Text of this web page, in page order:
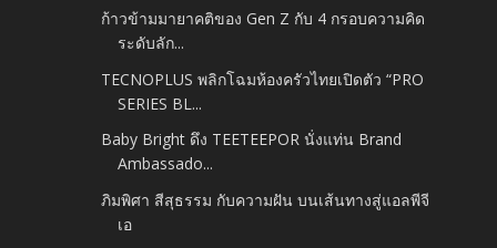
ก้าวข้ามมายาคติของ Gen Z กับ 4 กรอบความคิด
ระดับลัก...
TECNOPLUS พลิกโฉมห้องครัวไทยเปิดตัว “PRO
SERIES BL...
Baby Bright ดึง TEETEEPOR นั่งแท่น Brand
Ambassado...
ภิมพิศา สีสุธรรม กับความฝัน บนเส้นทางสู่แอลพีจี
เอ